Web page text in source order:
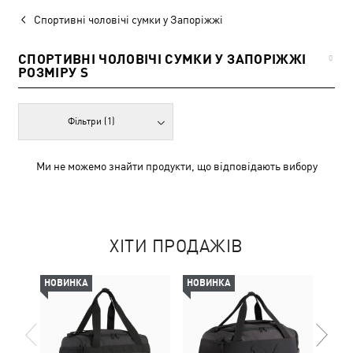
Спортивні чоловічі сумки у Запоріжжі
СПОРТИВНІ ЧОЛОВІЧІ СУМКИ У ЗАПОРІЖЖІ
РОЗМІРУ S
0
Фільтри (1)
Ми не можемо знайти продукти, що відповідають вибору
ХІТИ ПРОДАЖІВ
НОВИНКА НОВИНКА